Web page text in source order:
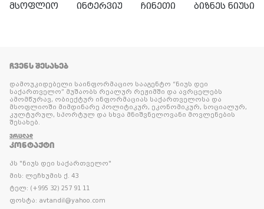
მსოფლიო
ინტერვიუ ჩინეთი ბიზნეს ნიუსი
ᲩᲕᲔᲜᲡ ᲨᲔᲡᲐᲮᲔᲑ
დამოუკიდებელი საინფორმაციო სააგენტო “ნიუს დეი
საქართველო” მუშაობს რეალურ რეჟიმში და ავრცელებს
ამომწურავ, ობიექტურ ინფორმაციას საქართველოსა და
მსოფლიოში მიმდინარე პოლიტიკურ, ეკონომიკურ, სოციალურ,
კულტურულ, სპორტულ და სხვა მნიშვნელოვანი მოვლენების
შესახებ.
ᲕᲠᲪᲚᲐᲓ
ᲙᲝᲜᲢᲐᲥᲢᲘ
პს "ნიუს დეი საქართველო"
მის: ლეჩხუმის ქ. 43
ტელ: (+995 32) 257 91 11
ფოსტა: avtandil@yahoo.com